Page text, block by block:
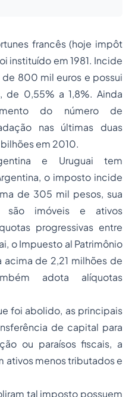
francês (hoje impôt
instituído em 1981. Incide
800 mil euros e possui
de 0,55% a 1,8%. Ainda
do número de
nas últimas duas
em 2010.
e Uruguai tem
o imposto incide
de 305 mil pesos, sua
são imóveis e ativos
progressivas entre
oImpuesto al Patrimônio
de 2,21 milhões de
adota alíquotas
foi abolido, as principais
de capital para
ou paraísos fiscais, a
ativos menos tributados e
tal imposto possuem